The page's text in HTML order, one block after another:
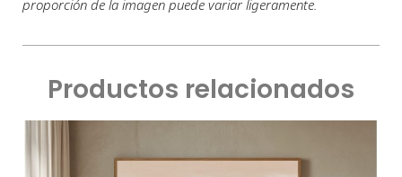
proporción de la imagen puede variar ligeramente.
Productos relacionados